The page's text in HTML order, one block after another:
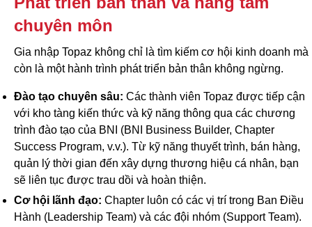
chuyên môn
Gia nhập Topaz không chỉ là tìm kiếm cơ hội kinh doanh mà
còn là một hành trình phát triển bản thân không ngừng.
Đào tạo chuyên sâu: Các thành viên Topaz được tiếp cận
với kho tàng kiến thức và kỹ năng thông qua các chương
trình đào tạo của BNI (BNI Business Builder, Chapter
Success Program, v.v.). Từ kỹ năng thuyết trình, bán hàng,
quản lý thời gian đến xây dựng thương hiệu cá nhân, bạn
sẽ liên tục được trau dồi và hoàn thiện.
Cơ hội lãnh đạo: Chapter luôn có các vị trí trong Ban Điều
Hành (Leadership Team) và các đội nhóm (Support Team).